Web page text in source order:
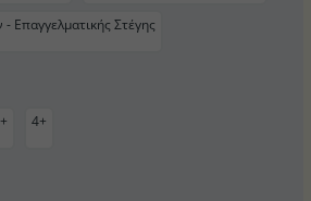
Επαγγελματικής Στέγης
4+